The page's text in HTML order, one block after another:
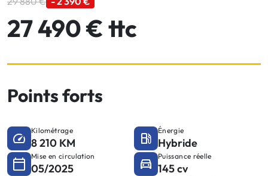
27 490 € ttc
Points forts
Kilométrage
8 210 KM
Énergie
Hybride
Mise en circulation
05/2025
Puissance réelle
145 cv